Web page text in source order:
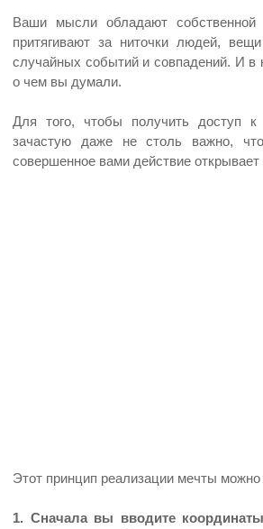
Ваши мысли обладают собственной
притягивают за ниточки людей,
случайных событий и совпадений. И в
о чем вы думали.
Для того, чтобы получить доступ
зачастую даже не столь важно,
совершенное вами действие
Этот принцип реализации мечты можно
1. Сначала вы вводите